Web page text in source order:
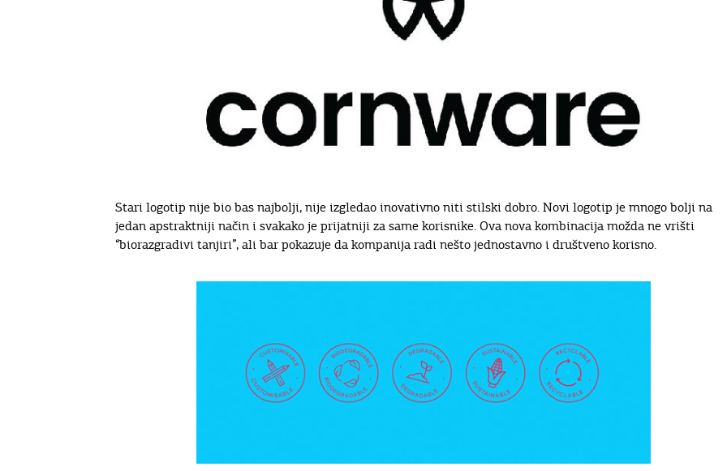
Stari logotip nije bio bas najbolji, nije izgledao inovativno niti stilski dobro. Novi logotip je mnogo bolji na
jedan apstraktniji način i svakako je prijatniji za same korisnike. Ova nova kombinacija možda ne vrišti
“biorazgradivi tanjiri”, ali bar pokazuje da kompanija radi nešto jednostavno i društveno korisno.